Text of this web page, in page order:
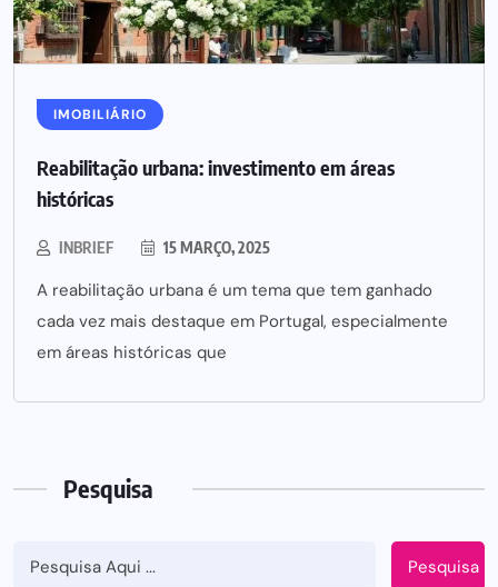
IMOBILIÁRIO
Reabilitação urbana: investimento em áreas
históricas
INBRIEF 15 MARÇO, 2025
A reabilitação urbana é um tema que tem ganhado
cada vez mais destaque em Portugal, especialmente
em áreas históricas que
Pesquisa
Pesquisa